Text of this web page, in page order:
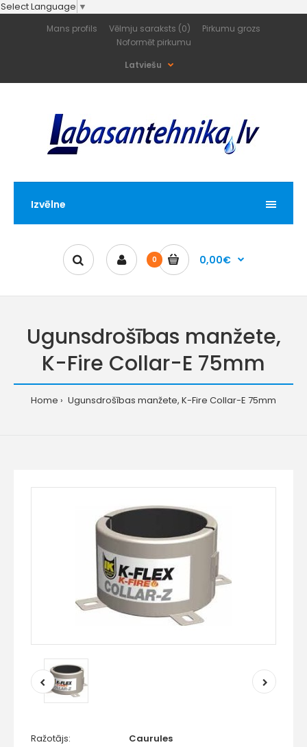
Select Language ▼
Mans profils Vēlmju saraksts (0)
Pirkumu grozs
Noformēt pirkumu
Latviešu
Izvēlne
0 0,00€
Ugunsdrošības manžete,
K-Fire Collar-E 75mm
Home Ugunsdrošības manžete, K-Fire Collar-E 75mm
Ražotājs:
Caurules